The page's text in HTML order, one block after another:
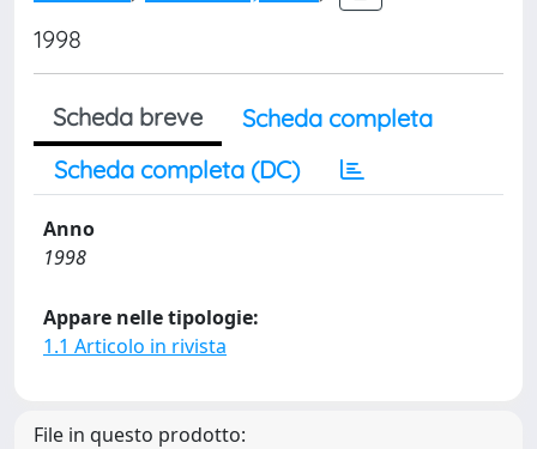
1998
Scheda breve
Scheda completa
Scheda completa (DC)
Anno
1998
Appare nelle tipologie:
1.1 Articolo in rivista
File in questo prodotto: